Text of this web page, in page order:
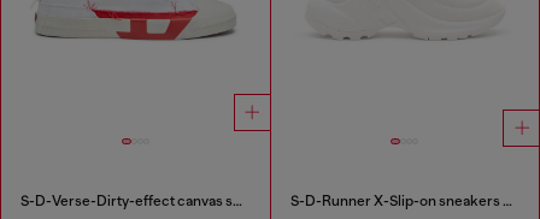
S-D-Verse-Dirty-effect canvas sneakers S-D-Runner X-Slip-on sneakers with matte Oval D instep